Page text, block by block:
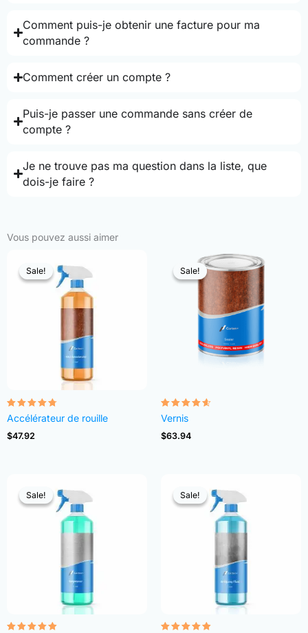
Comment puis-je obtenir une facture pour ma
commande ?
Comment créer un compte ?
Puis-je passer une commande sans créer de
compte ?
Je ne trouve pas ma question dans la liste, que
dois-je faire ?
Vous pouvez aussi aimer
Sale!
Sale!
Note
4.68
sur 5
Accélérateur de rouille
$47.92
Sale!
Sale!
Note
4.54
sur 5
Vernis
$63.94
Sale!
Sale! Sale!
Sale!